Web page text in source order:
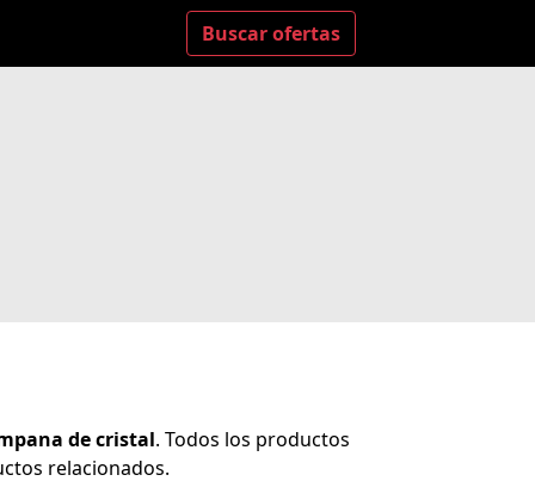
Buscar ofertas
de cristal. Todos los productos
relacionados.